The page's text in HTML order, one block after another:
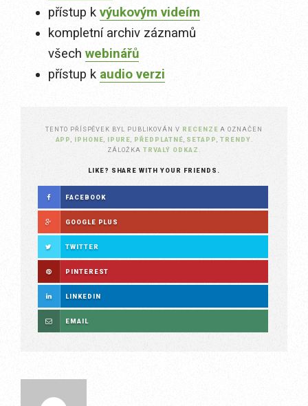
přístup k výukovým videím
kompletní archiv záznamů
všech webinářů
přístup k audio verzi
TENTO PŘÍSPĚVEK BYL PUBLIKOVÁN V RECENZE A OZNAČEN
APP
IPHONE IPURE PŘEDPLATNÉ SETAPP TRENDY
ZÁLOŽKA TRVALÝ ODKAZ
LIKE? SHARE WITH YOUR FRIENDS.
FACEBOOK
GOOGLE PLUS
TWITTER
PINTEREST
LINKEDIN
EMAIL